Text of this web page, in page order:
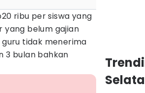
ribu per siswa yang
yang belum gajian
tidak menerima
3 bulan bahkan